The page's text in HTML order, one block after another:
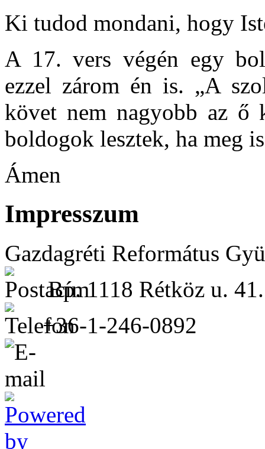
Ki tudod mondani, hogy
A 17. vers végén egy
ezzel zárom én is. „A
követ nem nagyobb az ő
boldogok lesztek, ha meg
Ámen
Impresszum
Gazdagréti Református
Bp. 1118 Rétköz u. 41.
+36-1-246-0892